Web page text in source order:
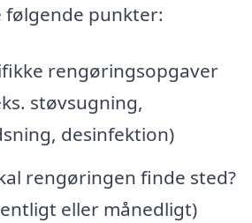
punkter:
rengøringsopgaver
støvsugning,
desinfektion)
rengøringen finde sted?
eller månedligt)